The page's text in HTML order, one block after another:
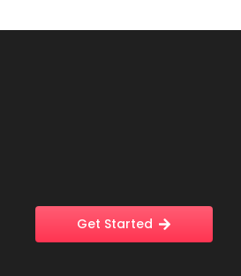
Get Started